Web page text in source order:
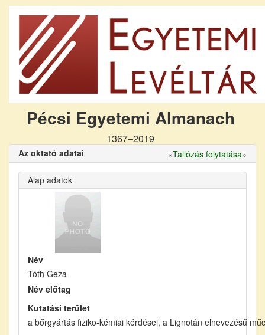
Pécsi Egyetemi Almanach
1367–2019
Az oktató adatai «Tallózás folytatása»
Alap adatok
Név
Tóth Géza
Név előtag
Kutatási terület
a bőrgyártás fiziko-kémiai kérdései, a Lignotán elnevezésű